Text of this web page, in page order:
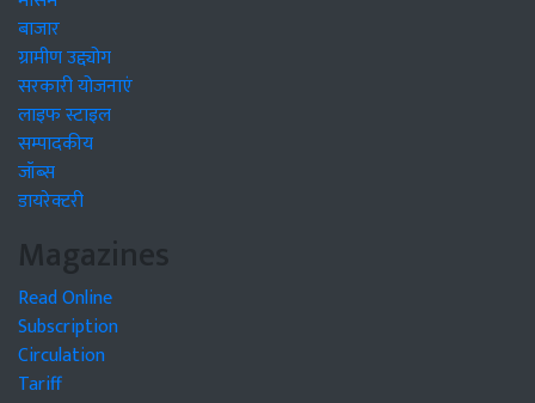
बाजार
ग्रामीण उद्द्योग
सरकारी योजनाएं
लाइफ स्टाइल
सम्पादकीय
जॉब्स
डायरेक्टरी
Magazines
Read Online
Subscription
Circulation
Tariff